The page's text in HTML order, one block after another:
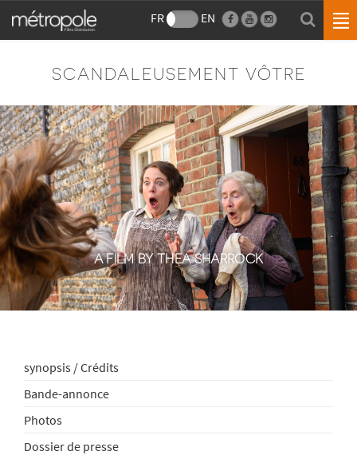
FR EN
SCANDALEUSEMENT VÔTRE
A FILM BY THEA SHARROCK
synopsis / Crédits
Bande-annonce
Photos
Dossier de presse